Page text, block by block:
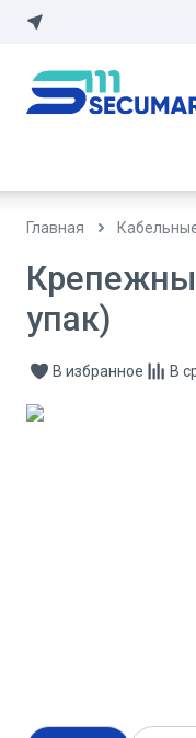
Главная
упак)
В избранное В